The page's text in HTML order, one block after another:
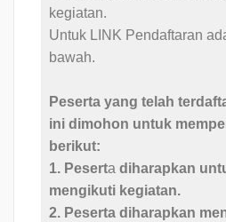
kegiatan.
Untuk LINK Pendaftaran
bawah.
Peserta yang telah
ini dimohon untuk
berikut:
1. Peserta diharapkan
mengikuti kegiatan.
2. Peserta diharapkan